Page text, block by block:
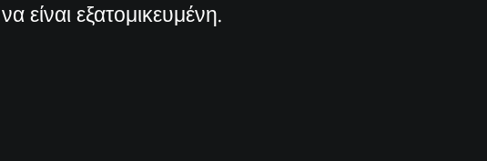
είναι εξατομικευμένη.